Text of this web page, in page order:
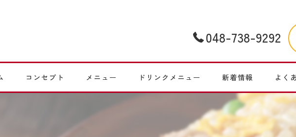
048-738-9292
コンセプト メニュー ドリンクメニュー 新着情報 よく